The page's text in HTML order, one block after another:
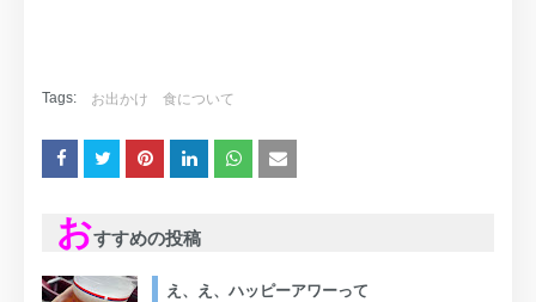
Tags: お出かけ 食について
おすすめの投稿
え、え、ハッピーアワーって